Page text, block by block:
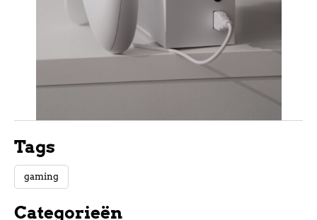
Tags
gaming
Categorieën